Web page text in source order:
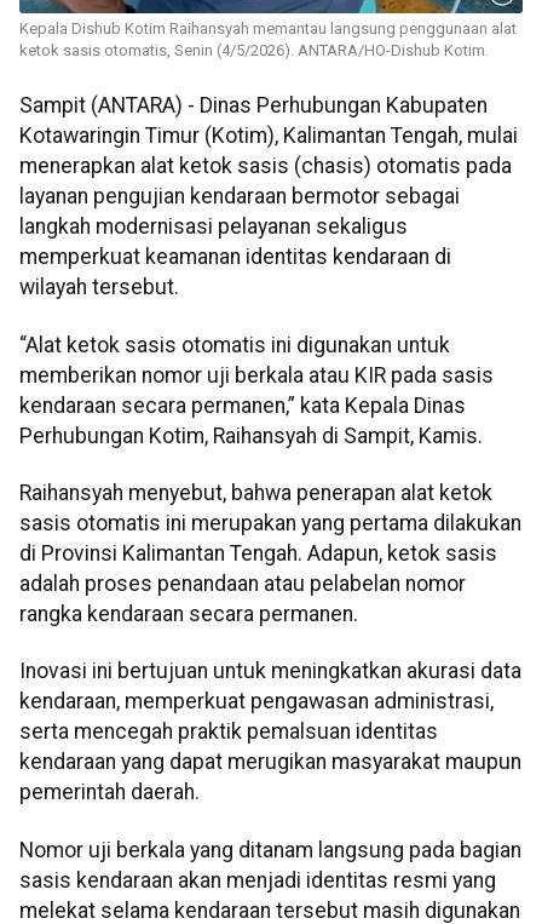
Kepala Dishub Kotim Raihansyah memantau langsung penggunaan alat
ketok sasis otomatis, Senin (4/5/2026). ANTARA/HO-Dishub Kotim.
Sampit (ANTARA) - Dinas Perhubungan Kabupaten
Kotawaringin Timur (Kotim), Kalimantan Tengah, mulai
menerapkan alat ketok sasis (chasis) otomatis pada
layanan pengujian kendaraan bermotor sebagai
langkah modernisasi pelayanan sekaligus
memperkuat keamanan identitas kendaraan di
wilayah tersebut.
“Alat ketok sasis otomatis ini digunakan untuk
memberikan nomor uji berkala atau KIR pada sasis
kendaraan secara permanen,” kata Kepala Dinas
Perhubungan Kotim, Raihansyah di Sampit, Kamis.
Raihansyah menyebut, bahwa penerapan alat ketok
sasis otomatis ini merupakan yang pertama dilakukan
di Provinsi Kalimantan Tengah. Adapun, ketok sasis
adalah proses penandaan atau pelabelan nomor
rangka kendaraan secara permanen.
Inovasi ini bertujuan untuk meningkatkan akurasi data
kendaraan, memperkuat pengawasan administrasi,
serta mencegah praktik pemalsuan identitas
kendaraan yang dapat merugikan masyarakat maupun
pemerintah daerah.
Nomor uji berkala yang ditanam langsung pada bagian
sasis kendaraan akan menjadi identitas resmi yang
melekat selama kendaraan tersebut masih digunakan